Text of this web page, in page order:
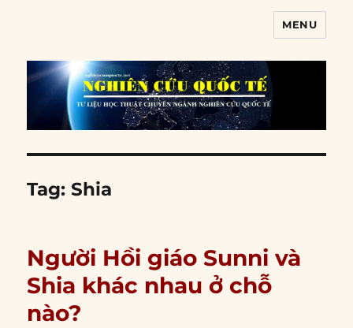
MENU
Tag:Shia
Người Hồi giáo Sunni và
Shia khác nhau ở chỗ
nào?